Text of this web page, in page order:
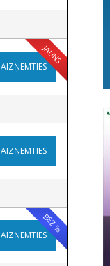
JAUNS
AIZŅEMTIES
AIZŅEMTIES
BEZ %
AIZŅEMTIES